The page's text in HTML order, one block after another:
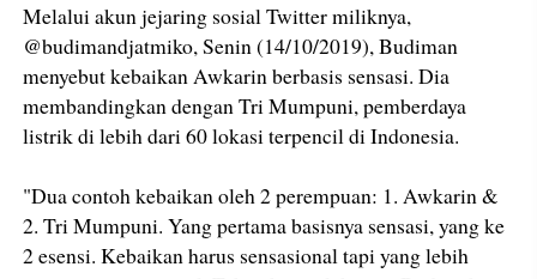
Melalui akun jejaring sosial Twitter miliknya,
@budimandjatmiko, Senin (14/10/2019), Budiman
menyebut kebaikan Awkarin berbasis sensasi. Dia
membandingkan dengan Tri Mumpuni, pemberdaya
listrik di lebih dari 60 lokasi terpencil di Indonesia.
"Dua contoh kebaikan oleh 2 perempuan: 1. Awkarin &
2. Tri Mumpuni. Yang pertama basisnya sensasi, yang ke
2 esensi. Kebaikan harus sensasional tapi yang lebih